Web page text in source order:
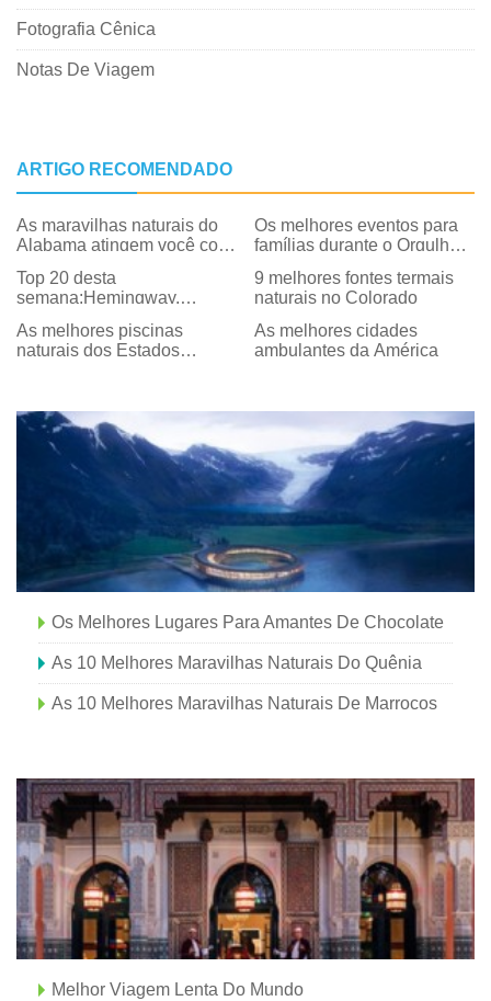
Fotografia Cênica
Notas De Viagem
ARTIGO RECOMENDADO
As maravilhas naturais do
Alabama atingem você com
Os melhores eventos para
famílias durante o Orgulho
Top 20 desta
semana:Hemingway,
mundo e um lado do Poe
9 melhores fontes termais
naturais no Colorado
As melhores piscinas
naturais dos Estados
As melhores cidades
ambulantes da América
Os Melhores Lugares Para Amantes De Chocolate
As 10 Melhores Maravilhas Naturais Do Quênia
As 10 Melhores Maravilhas Naturais De Marrocos
Melhor Viagem Lenta Do Mundo